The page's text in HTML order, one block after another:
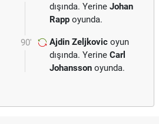
dışında. Yerine Johan
Rapp oyunda.
90' Ajdin Zeljkovic oyun
dışında. Yerine Carl
Johansson oyunda.